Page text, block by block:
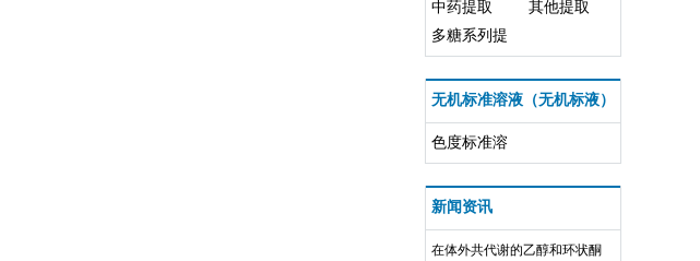
提取类
提取类
中药提取
其他提取
多糖系列提
无机标准溶液（无机标液）
色度标准溶
新闻资讯
在体外共代谢的乙醇和环状酮